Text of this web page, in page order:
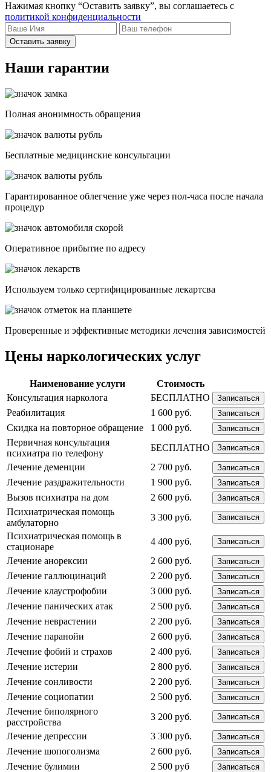
Нажимая кнопку “Оставить заявку”, вы соглашаетесь с
политикой конфиденциальности
Оставить заявку
Наши гарантии
Полная анонимность обращения
Бесплатные медицинские консультации
Гарантированное облегчение уже через пол-часа после начала
процедур
Опеpативное прибытие по адресу
Используем только сертифицированные лекартсва
Проверенные и эффективные методики лечения зависимостей
Цены наркологических услуг
Наименование услуги
Стоимость
Консультация нарколога
БЕСПЛАТНО Записаться
Реабилитация 1 600 руб. Записаться
Скидка на повторное обращение 1 000 руб. Записаться
Первичная консультация
психиатра по телефону
БЕСПЛАТНО Записаться
Лечение деменции 2 700 руб. Записаться
Лечение раздражительности 1 900 руб. Записаться
Вызов психиатра на дом 2 600 руб. Записаться
Психиатрическая помощь
амбулаторно
3 300 руб. Записаться
Психиатрическая помощь в
стационаре
4 400 руб. Записаться
Лечение анорексии 2 600 руб. Записаться
Лечение галлюцинаций 2 200 руб. Записаться
Лечение клаустрофобии 3 000 руб. Записаться
Лечение панических атак 2 500 руб. Записаться
Лечение неврастении 2 200 руб. Записаться
Лечение паранойи 2 600 руб. Записаться
Лечение фобий и страхов 2 400 руб. Записаться
Лечение истерии 2 800 руб. Записаться
Лечение сонливости 2 200 руб. Записаться
Лечение социопатии 2 500 руб. Записаться
Лечение биполярного
расстройства
3 200 руб. Записаться
Лечение депрессии 3 300 руб. Записаться
Лечение шопоголизма 2 600 руб. Записаться
Лечение булимии 2 500 руб Записаться